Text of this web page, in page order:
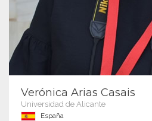
Verónica Arias Casais
Universidad de Alicante
España